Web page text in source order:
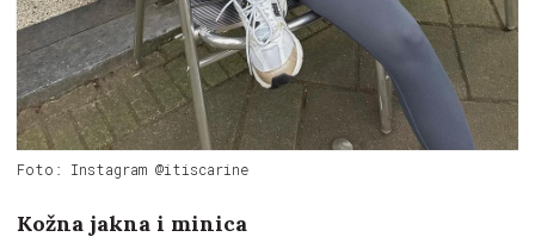
Foto: Instagram @itiscarine
Kožna jakna i minica